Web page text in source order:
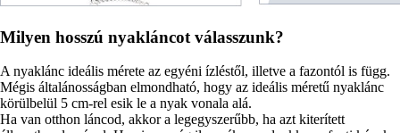
Milyen hosszú nyakláncot válasszunk?
A nyaklánc ideális mérete az egyéni ízléstől, illetve a fazontól is függ.
Mégis általánosságban elmondható, hogy az ideális méretű nyaklánc
körülbelül 5 cm-rel esik le a nyak vonala alá.
Ha van otthon láncod, akkor a legegyszerűbb, ha azt kiterített